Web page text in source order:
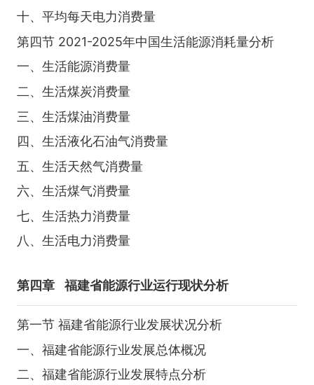
十、平均每天电力消费量
第四节 2021-2025年中国生活能源消耗量分析
一、生活能源消费量
二、生活煤炭消费量
三、生活煤油消费量
四、生活液化石油气消费量
五、生活天然气消费量
六、生活煤气消费量
七、生活热力消费量
八、生活电力消费量
第四章 福建省能源行业运行现状分析
第一节 福建省能源行业发展状况分析
一、福建省能源行业发展总体概况
二、福建省能源行业发展特点分析